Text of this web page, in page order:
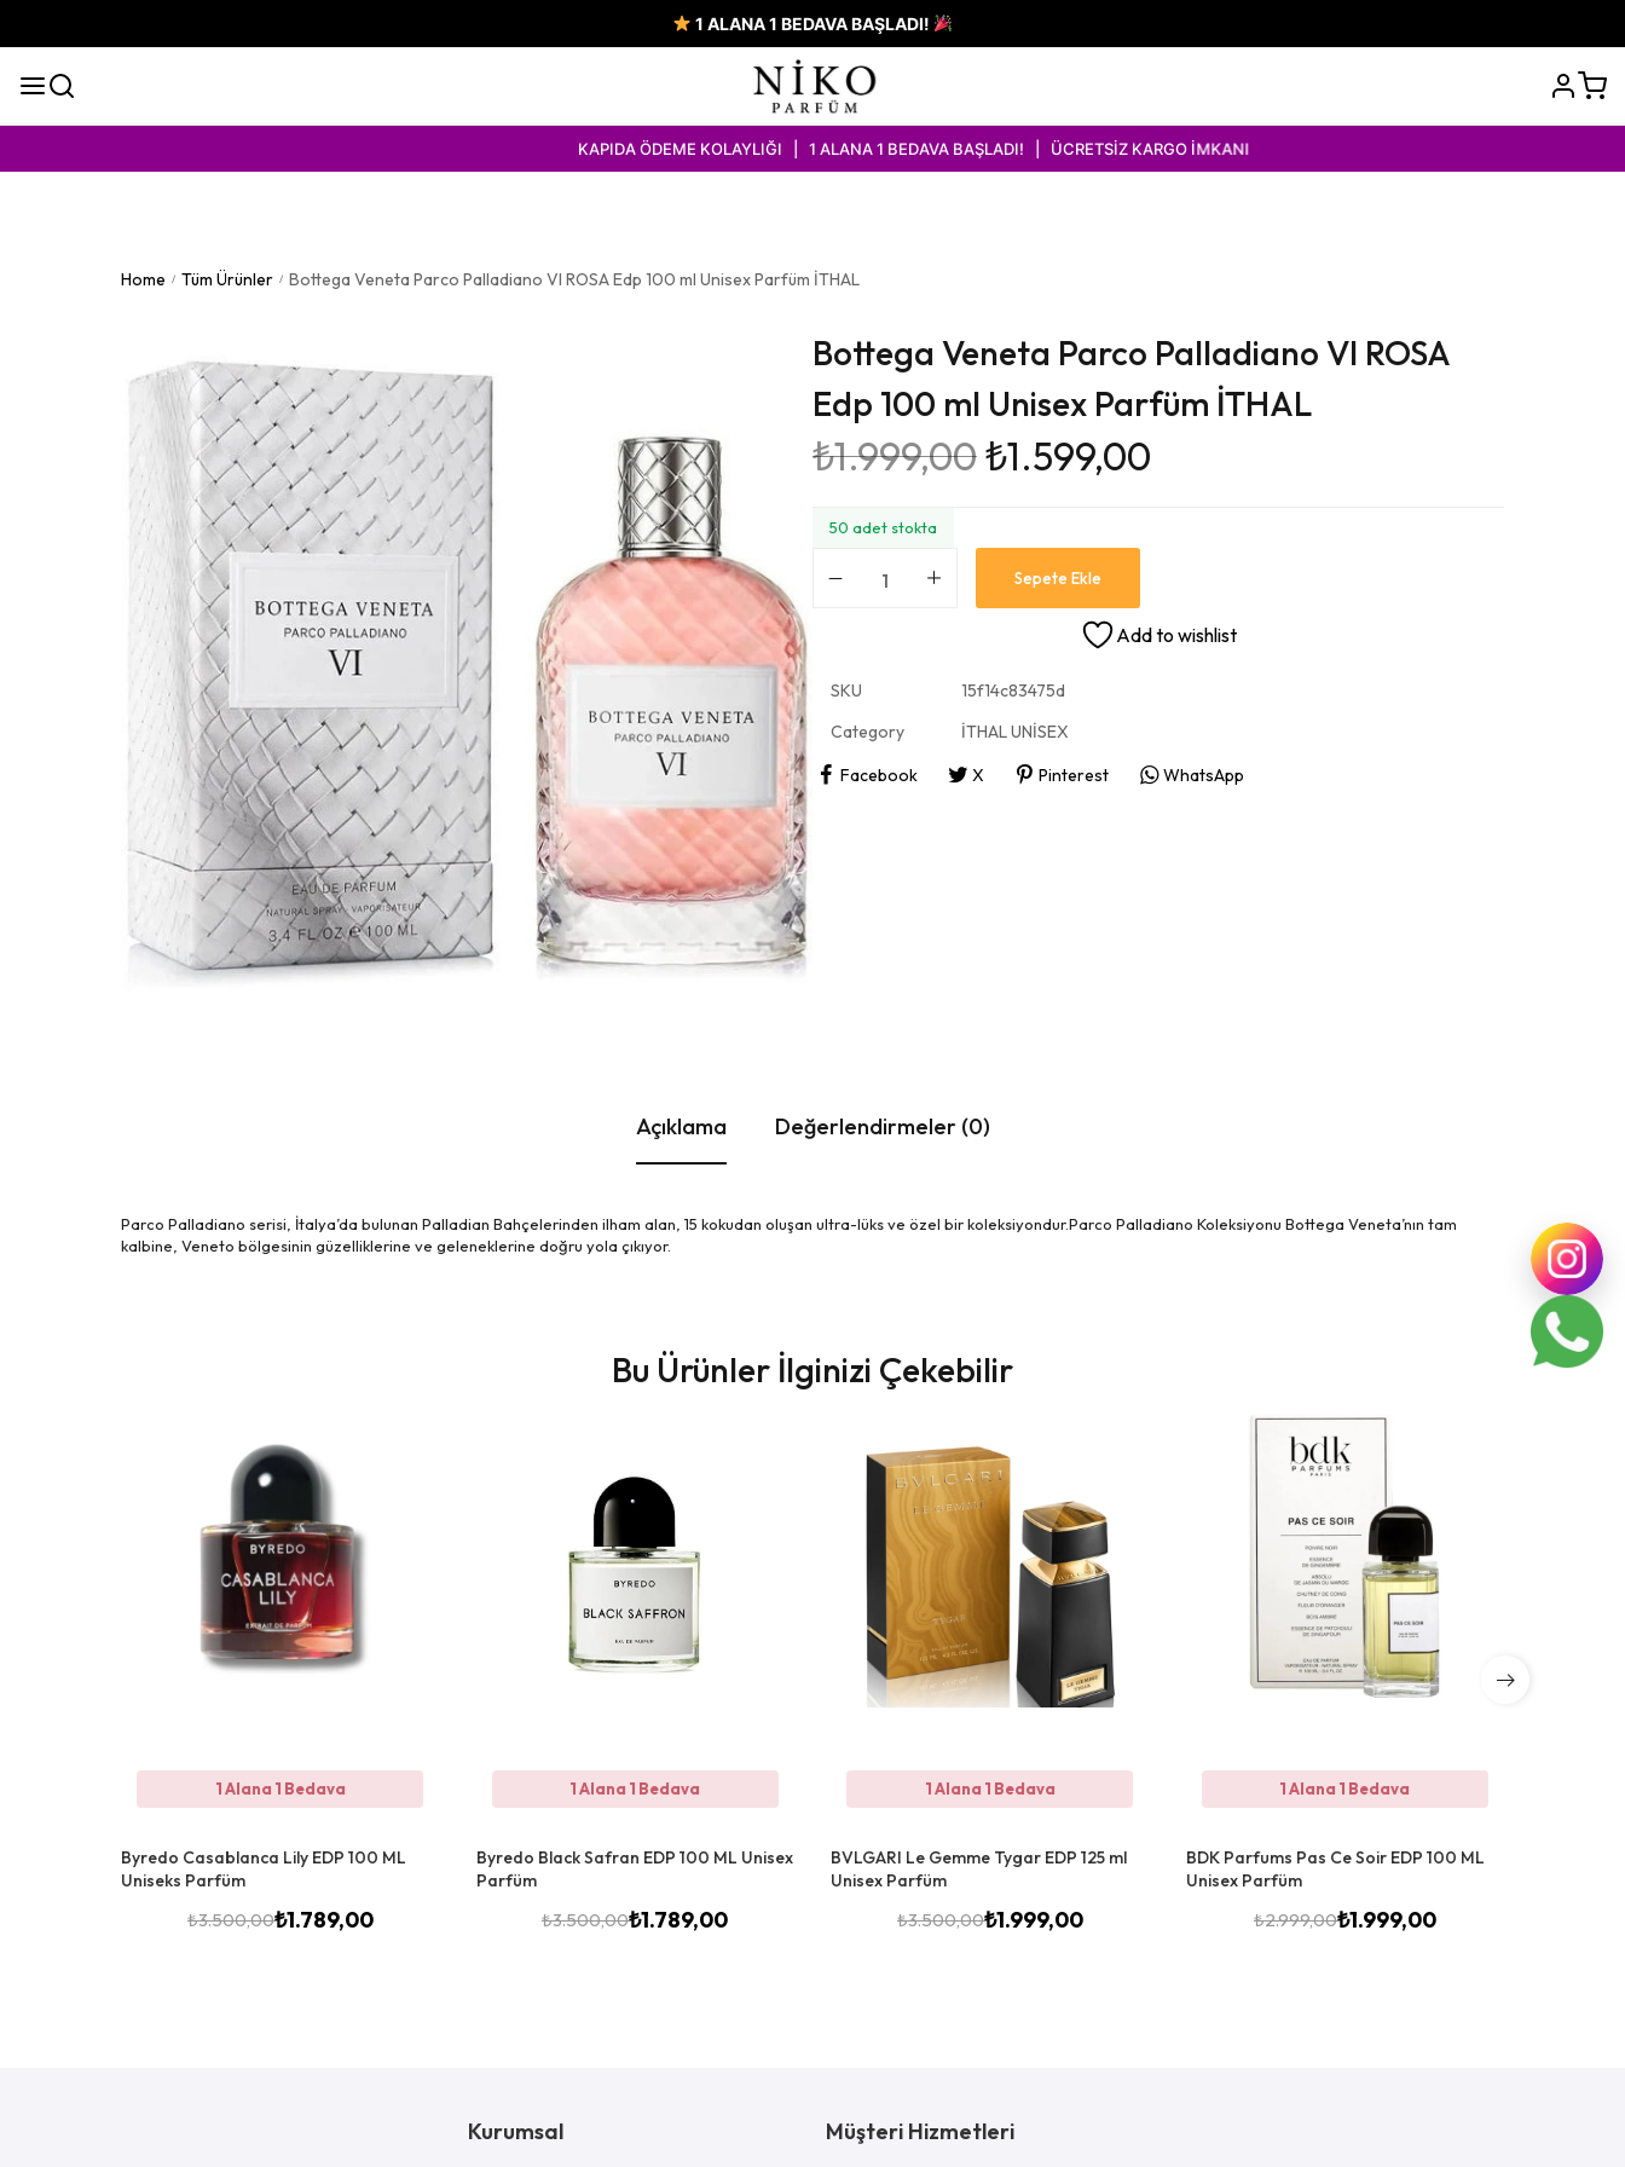
1 ALANA 1 BEDAVA BAŞLADI!
KAPIDA ÖDEME KOLAYLIĞI | 1 ALANA 1 BEDAVA BAŞLADI! | ÜCRETSİZ KARGO İMKANI
Home / Tüm Ürünler / Bottega Veneta Parco Palladiano Vl ROSA Edp 100 ml Unisex Parfüm İTHAL
Bottega Veneta Parco Palladiano Vl ROSA
Edp 100 ml Unisex Parfüm İTHAL
₺1.999,00₺1.599,00
50 adet stokta
Sepete Ekle
Add to wishlist
SKU
15f14c83475d
Category
İTHAL UNİSEX
Facebook
X Pinterest WhatsApp
Açıklama Değerlendirmeler (0)
Parco Palladiano serisi, İtalya’da bulunan Palladian Bahçelerinden ilham alan, 15 kokudan oluşan ultra-lüks ve özel bir koleksiyondur.Parco Palladiano Koleksiyonu Bottega Veneta’nın tam
kalbine, Veneto bölgesinin güzelliklerine ve geleneklerine doğru yola çıkıyor.
Bu Ürünler İlginizi Çekebilir
1 Alana 1 Bedava
Byredo Casablanca Lily EDP 100 ML
Uniseks Parfüm
₺3.500,00₺1.789,00
1 Alana 1 Bedava
Byredo Black Safran EDP 100 ML Unisex
Parfüm
₺3.500,00₺1.789,00
1 Alana 1 Bedava
BVLGARI Le Gemme Tygar EDP 125 ml
Unisex Parfüm
₺3.500,00₺1.999,00
1 Alana 1 Bedava
BDK Parfums Pas Ce Soir EDP 100 ML
Unisex Parfüm
₺2.999,00₺1.999,00
Kurumsal Müşteri Hizmetleri